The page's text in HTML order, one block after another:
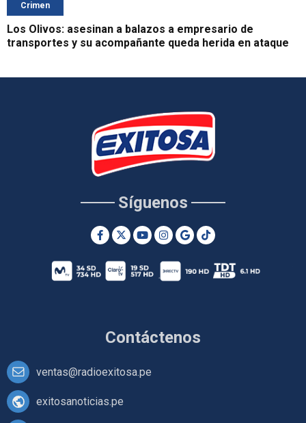
Crimen
Los Olivos: asesinan a balazos a empresario de
transportes y su acompañante queda herida en ataque
Contáctenos
ventas@radioexitosa.pe
exitosanoticias.pe
Síguenos